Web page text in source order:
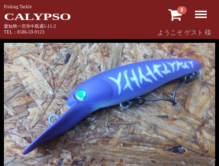
Fishing Tackle
CALYPSO
愛知県一宮市中島通5-11-2
TEL：0586-59-9123
0
ようこそ ゲスト 様
Menu